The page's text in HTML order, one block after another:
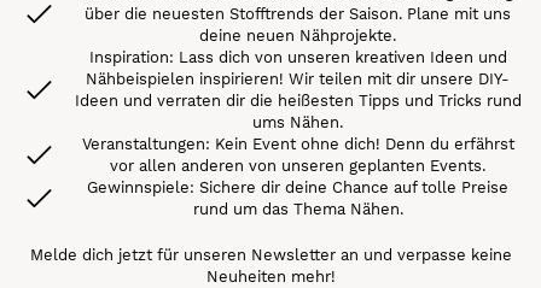
über die neuesten Stofftrends der Saison. Plane mit uns
deine neuen Nähprojekte.
Inspiration: Lass dich von unseren kreativen Ideen und
Nähbeispielen inspirieren! Wir teilen mit dir unsere DIY-
Ideen und verraten dir die heißesten Tipps und Tricks rund
ums Nähen.
Veranstaltungen: Kein Event ohne dich! Denn du erfährst
vor allen anderen von unseren geplanten Events.
Gewinnspiele: Sichere dir deine Chance auf tolle Preise
rund um das Thema Nähen.
Melde dich jetzt für unseren Newsletter an und verpasse keine
Neuheiten mehr!